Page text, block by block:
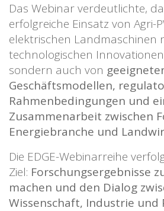
Das Webinar verdeutlichte,
erfolgreiche Einsatz von Agri-
elektrischen Landmaschinen
technologischen
sondern auch von
Geschäftsmodellen,
Rahmenbedingungen und
Zusammenarbeit zwischen
Energiebranche und
Die EDGE-Webinarreihe
Ziel: Forschungsergebnisse
machen und den Dialog
Wissenschaft, Industrie